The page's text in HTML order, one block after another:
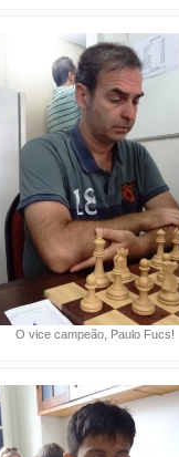
O vice campeão, Paulo Fucs!